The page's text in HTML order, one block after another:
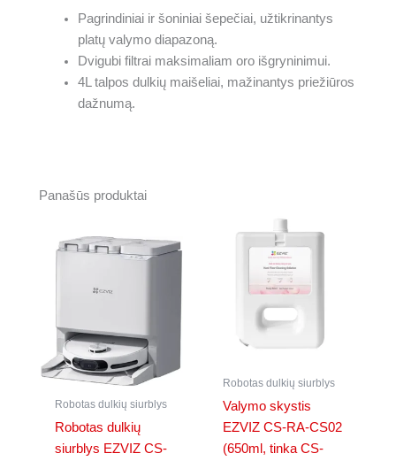
Pagrindiniai ir šoniniai šepečiai, užtikrinantys
platų valymo diapazoną.
Dvigubi filtrai maksimaliam oro išgryninimui.
4L talpos dulkių maišeliai, mažinantys priežiūros
dažnumą.
Panašūs produktai
Robotas dulkių siurblys
Robotas dulkių
siurblys EZVIZ CS-
Robotas dulkių siurblys
Valymo skystis
EZVIZ CS-RA-CS02
(650ml, tinka CS-